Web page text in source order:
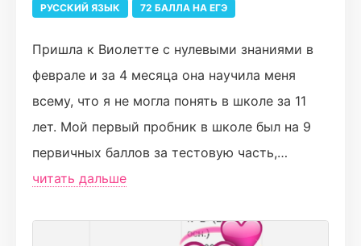
РУССКИЙ ЯЗЫК 72 БАЛЛА НА ЕГЭ
Пришла к Виолетте с нулевыми знаниями в
феврале и за 4 месяца она научила меня
всему, что я не могла понять в школе за 11
лет. Мой первый пробник в школе был на 9
первичных баллов за тестовую часть,
сочинение я вообще не умела писать, даже
как белый шум было. Ви очень доступно и
читать дальше